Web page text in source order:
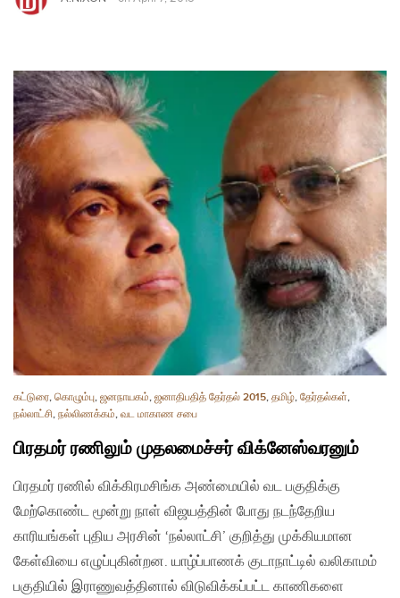
கட்டுரை, கொழும்பு, ஜனநாயகம், ஜனாதிபதித் தேர்தல் 2015, தமிழ், தேர்தல்கள்,
நல்லாட்சி, நல்லிணக்கம், வட மாகாண சபை
பிரதமர் ரணிலும் முதலமைச்சர் விக்னேஸ்வரனும்
பிரதமர் ரணில் விக்கிரமசிங்க அண்மையில் வட பகுதிக்கு
மேற்கொண்ட மூன்று நாள் விஜயத்தின் போது நடந்தேறிய
காரியங்கள் புதிய அரசின் ‘நல்லாட்சி’ குறித்து முக்கியமான
கேள்வியை எழுப்புகின்றன. யாழ்ப்பாணக் குடாநாட்டில் வலிகாமம்
பகுதியில் இராணுவத்தினால் விடுவிக்கப்பட்ட காணிகளை